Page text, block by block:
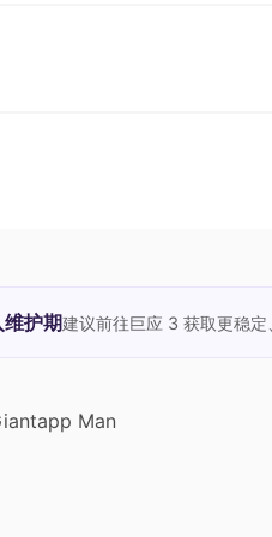
维护期建议前往巨应 3 获取更稳定
Man